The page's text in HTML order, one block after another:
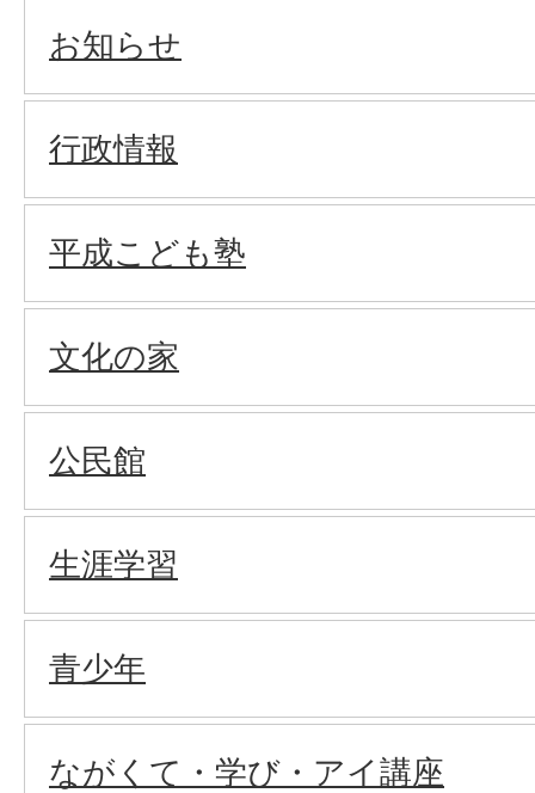
お知らせ
行政情報
平成こども塾
文化の家
公民館
生涯学習
青少年
ながくて・学び・アイ講座